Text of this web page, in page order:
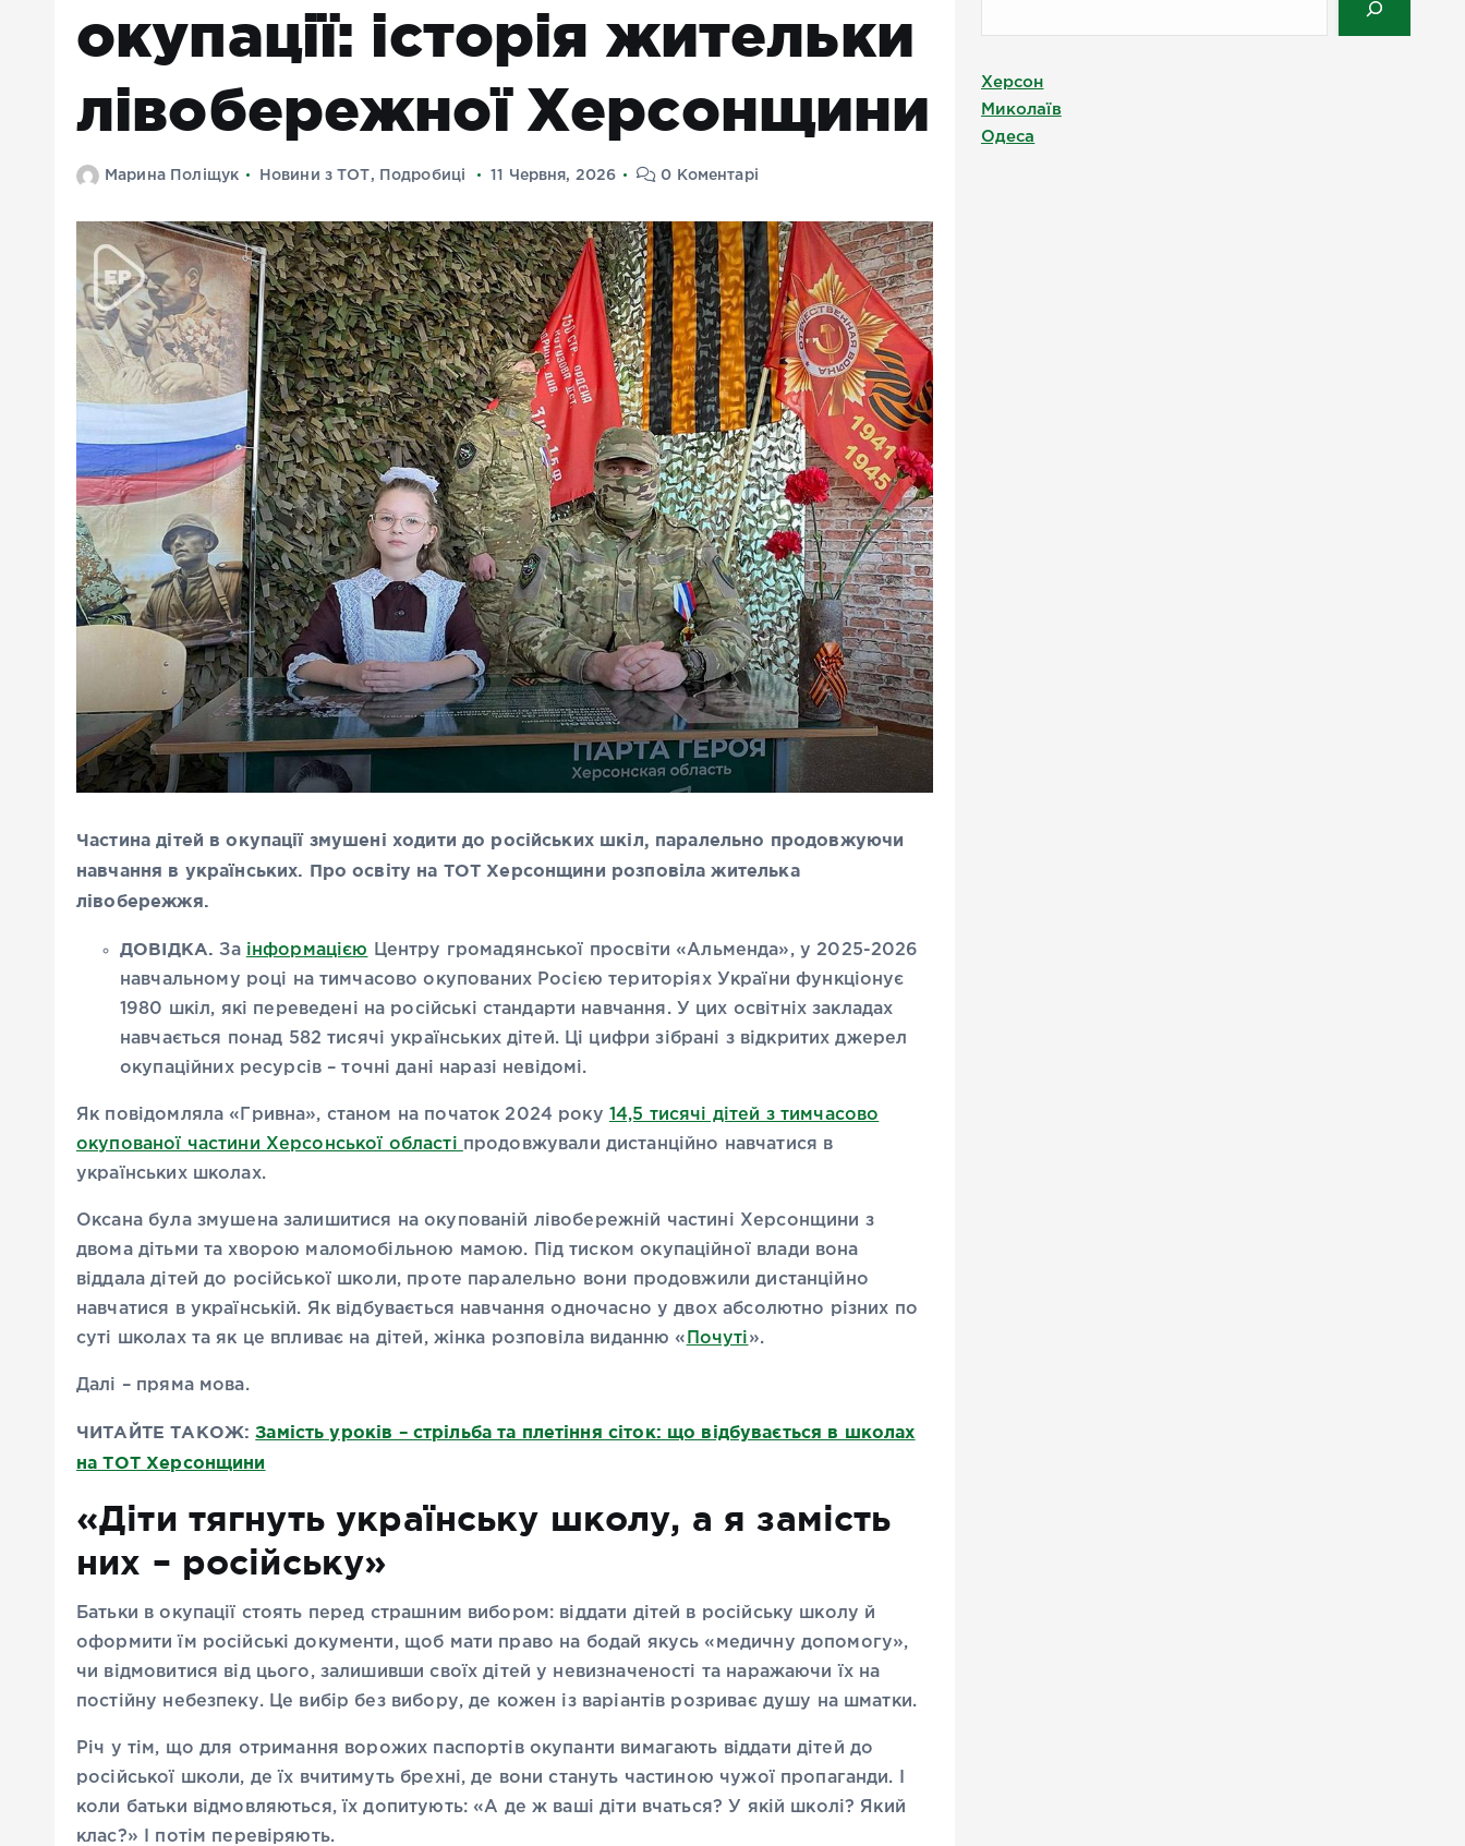
окупації: історія жительки
лівобережної Херсонщини
Марина Поліщук Новини з ТОТ, Подробиці 11 Червня, 2026 0 Коментарі
Частина дітей в окупації змушені ходити до російських шкіл, паралельно продовжуючи
навчання в українських. Про освіту на ТОТ Херсонщини розповіла жителька
лівобережжя.
ДОВІДКА.За інформацією Центру громадянської просвіти «Альменда», у 2025-2026
навчальному році на тимчасово окупованих Росією територіях України функціонує
1980 шкіл, які переведені на російські стандарти навчання. У цих освітніх закладах
навчається понад 582 тисячі українських дітей. Ці цифри зібрані з відкритих джерел
окупаційних ресурсів – точні дані наразі невідомі.
Як повідомляла «Гривна», станом на початок 2024 року 14,5 тисячі дітей з тимчасово
окупованої частини Херсонської області продовжували дистанційно навчатися в
українських школах.
Оксана була змушена залишитися на окупованій лівобережній частині Херсонщини з
двома дітьми та хворою маломобільною мамою. Під тиском окупаційної влади вона
віддала дітей до російської школи, проте паралельно вони продовжили дистанційно
навчатися в українській. Як відбувається навчання одночасно у двох абсолютно різних по
суті школах та як це впливає на дітей, жінка розповіла виданню «
Почуті ».
Далі – пряма мова.
ЧИТАЙТЕ ТАКОЖ:Замість уроків – стрільба та плетіння сіток: що відбувається в школах
на ТОТ Херсонщини
«Діти тягнуть українську школу, а я замість
них – російську»
Батьки в окупації стоять перед страшним вибором: віддати дітей в російську школу й
оформити їм російські документи, щоб мати право на бодай якусь «медичну допомогу»,
чи відмовитися від цього, залишивши своїх дітей у невизначеності та наражаючи їх на
постійну небезпеку. Це вибір без вибору, де кожен із варіантів розриває душу на шматки.
Річ у тім, що для отримання ворожих паспортів окупанти вимагають віддати дітей до
російської школи, де їх вчитимуть брехні, де вони стануть частиною чужої пропаганди. І
коли батьки відмовляються, їх допитують: «А де ж ваші діти вчаться? У якій школі? Який
клас?» І потім перевіряють.
Херсон
Миколаїв
Одеса